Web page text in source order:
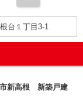
台１丁目3-1
市新高根 新築戸建